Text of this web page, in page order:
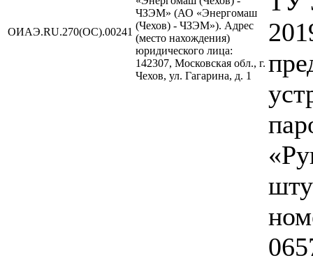
ОИАЭ.RU.270(ОС).00241
ЧЗЭМ» (АО «Энергомаш
(Чехов) - ЧЗЭМ»). Адрес
(место нахождения)
юридического лица:
142307, Московская обл., г.
Чехов, ул. Гагарина, д. 1